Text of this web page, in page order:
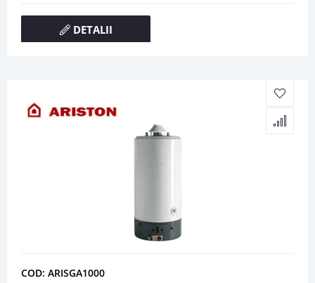
DETALII
COD: ARISGA1000